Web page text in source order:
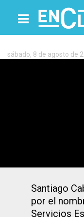
Etiqueta:
Santiago
Cabañero
Presiona
sábado, 8 de agosto de
Santiago
por el
Servicios